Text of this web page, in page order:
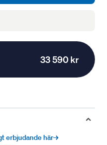
33 590 kr
erbjudande här→